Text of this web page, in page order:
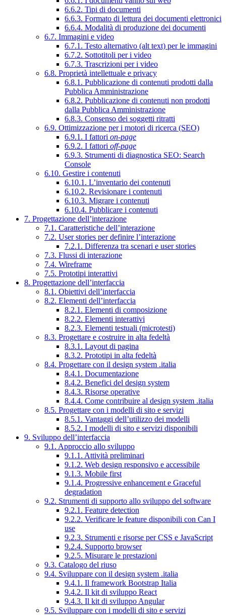
6.6.2. Tipi di documenti
6.6.3. Formato di lettura dei documenti elettronici
6.6.4. Modalità di produzione dei documenti
6.7. Immagini e video
6.7.1. Testo alternativo (alt text) per le immagini
6.7.2. Sottotitoli per i video
6.7.3. Trascrizioni per i video
6.8. Proprietà intellettuale e privacy
6.8.1. Pubblicazione di contenuti prodotti dalla
Pubblica Amministrazione
6.8.2. Pubblicazione di contenuti non prodotti
dalla Pubblica Amministrazione
6.8.3. Consenso dei soggetti ritratti
6.9. Ottimizzazione per i motori di ricerca (SEO)
6.9.1. I fattori on-page
6.9.2. I fattori off-page
6.9.3. Strumenti di diagnostica SEO: Search
Console
6.10. Gestire i contenuti
6.10.1. L’inventario dei contenuti
6.10.2. Revisionare i contenuti
6.10.3. Migrare i contenuti
6.10.4. Pubblicare i contenuti
7. Progettazione dell’interazione
7.1. Caratteristiche dell’interazione
7.2. User stories per definire l’interazione
7.2.1. Differenza tra scenari e user stories
7.3. Flussi di interazione
7.4. Wireframe
7.5. Prototipi interattivi
8. Progettazione dell’interfaccia
8.1. Obiettivi dell’interfaccia
8.2. Elementi dell’interfaccia
8.2.1. Elementi di composizione
8.2.2. Elementi interattivi
8.2.3. Elementi testuali (microtesti)
8.3. Progettare e costruire in alta fedeltà
8.3.1. Layout di pagina
8.3.2. Prototipi in alta fedeltà
8.4. Progettare con il design system .italia
8.4.1. Documentazione
8.4.2. Benefici del design system
8.4.3. Risorse operative
8.4.4. Come contribuire al design system .italia
8.5. Progettare con i modelli di sito e servizi
8.5.1. Vantaggi dell’utilizzo dei modelli
8.5.2. I modelli di sito e servizi disponibili
9. Sviluppo dell’interfaccia
9.1. Approccio allo sviluppo
9.1.1. Attività preliminari
9.1.2. Web design responsivo e accessibile
9.1.3. Mobile first
9.1.4. Progressive enhancement e Graceful
degradation
9.2. Strumenti di supporto allo sviluppo del software
9.2.1. Feature detection
9.2.2. Verificare le feature disponibili con Can I
use
9.2.3. Strumenti e risorse per CSS e JavaScript
9.2.4. Supporto browser
9.2.5. Misurare le prestazioni
9.3. Catalogo del riuso
9.4. Sviluppare con il design system .italia
9.4.1. Il framework Bootstrap Italia
9.4.2. Il kit di sviluppo React
9.4.3. Il kit di sviluppo Angular
9.5. Sviluppare con i modelli di sito e servizi